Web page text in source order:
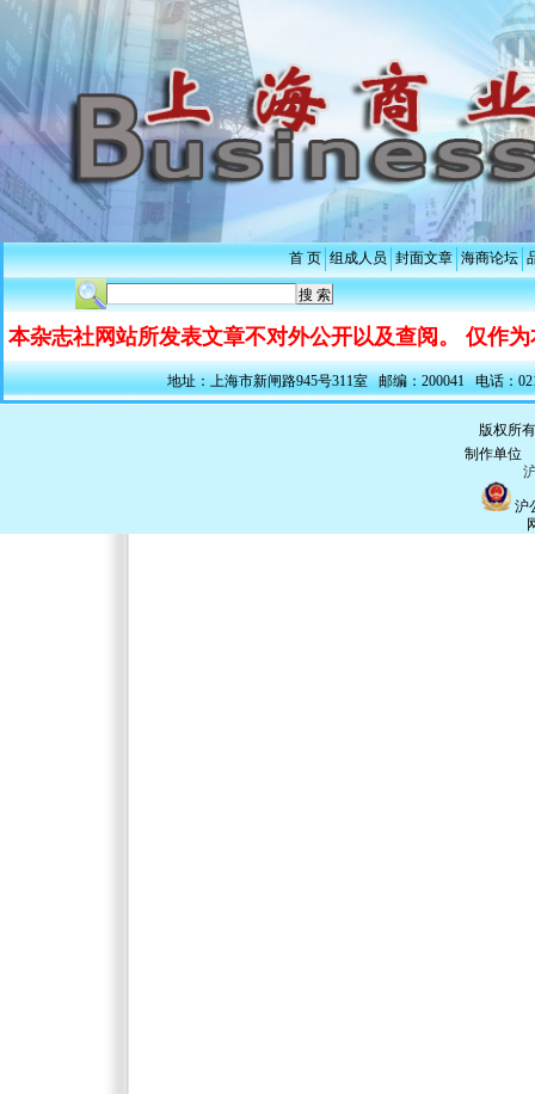
首 页 组成人员 封面文章 海商论坛
本杂志社网站所发表文章不对外公开以及查阅。 仅作
地址：上海市新闸路945号311室 邮编：200041 电话：
版权所
制作单位
沪